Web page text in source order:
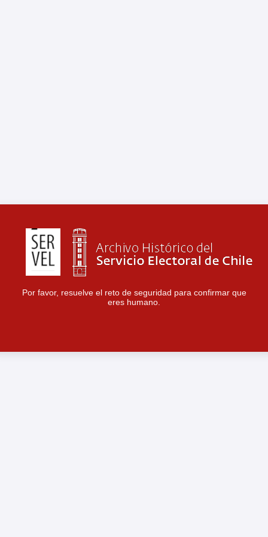
Por favor, resuelve el reto de seguridad para confirmar que
eres humano.